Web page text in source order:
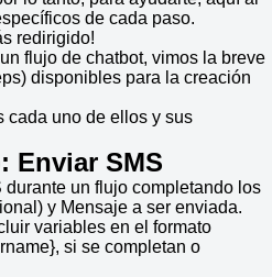
de cada paso.
redirigido!
flujo de chatbot, vimos la breve
disponibles para la creación
cada uno de ellos y sus
Enviar SMS
un flujo completando los
y Mensaje a ser enviada.
variables en el formato
si se completan o